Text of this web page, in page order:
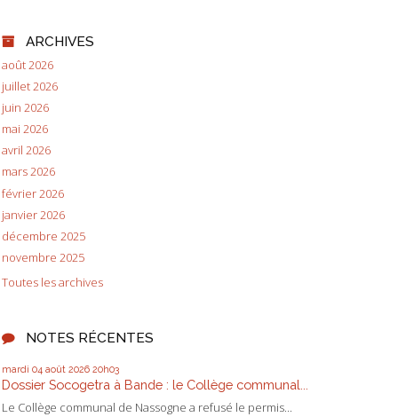
ARCHIVES
août 2026
juillet 2026
juin 2026
mai 2026
avril 2026
mars 2026
février 2026
janvier 2026
décembre 2025
novembre 2025
Toutes les archives
NOTES RÉCENTES
mardi 04 août 2026 20h03
Dossier Socogetra à Bande : le Collège communal...
Le Collège communal de Nassogne a refusé le permis...